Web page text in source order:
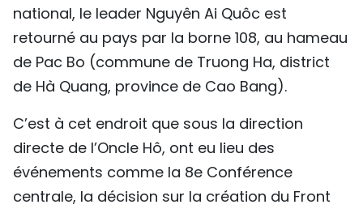
national, le leader Nguyên Ai Quôc est
retourné au pays par la borne 108, au hameau
de Pac Bo (commune de Truong Ha, district
de Hà Quang, province de Cao Bang).
C’est à cet endroit que sous la direction
directe de l’Oncle Hô, ont eu lieu des
événements comme la 8e Conférence
centrale, la décision sur la création du Front